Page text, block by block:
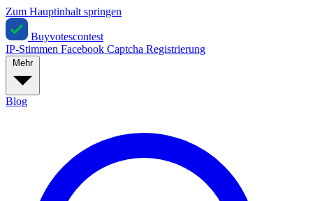
Zum Hauptinhalt springen
Buyvotescontest
IP-Stimmen Facebook Captcha Registrierung
Mehr
Blog